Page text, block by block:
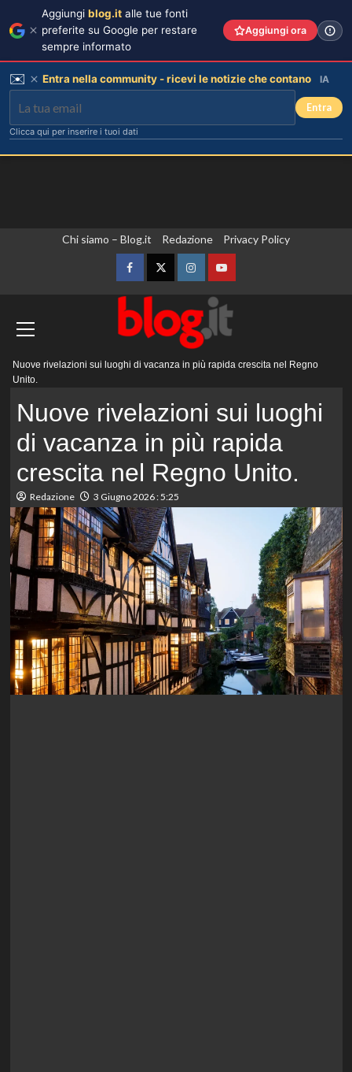
Chi siamo – Blog.it Redazione Privacy Policy
FacebookTwitterInstagramYouTube
principale
Nuove rivelazioni sui luoghi di vacanza in più rapida crescita nel Regno
Unito.
Nuove rivelazioni sui luoghi
di vacanza in più rapida
crescita nel Regno Unito.
Redazione 3 Giugno 2026 : 5:25
Aggiungi blog.it alle tue fonti
preferite su Google per restare
sempre informato
Aggiungi ora
✉️ Entra nella community - ricevi le notizie che contano IA
Entra
Clicca qui per inserire i tuoi dati